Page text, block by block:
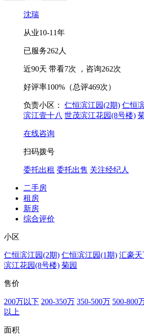
沈瑞
从业10-11年
已服务262 人
近90天 带看7次 ，咨询262次
好评率100% （总评469次）
负责小区： 仁恒滨江园(2期) 仁恒
滨江壹十八 世茂滨江花园(8号楼)
在线咨询
扫码拨号
委托出租 委托出售 关注经纪人
二手房
租房
新房
综合评价
小区
仁恒滨江园(2期) 仁恒滨江园(1期) 汇豪天
滨江花园(8号楼) 菊园
售价
200万以下 200-350万 350-500万 500-800
以上
面积